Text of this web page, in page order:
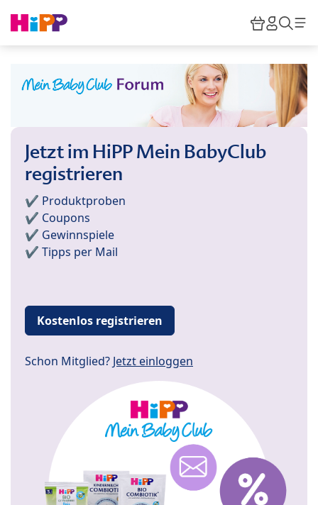
HiPP
Jetzt im HiPP Mein BabyClub
registrieren
✔️ Produktproben
✔️ Coupons
✔️ Gewinnspiele
✔️ Tipps per Mail
Kostenlos registrieren
Schon Mitglied? Jetzt einloggen